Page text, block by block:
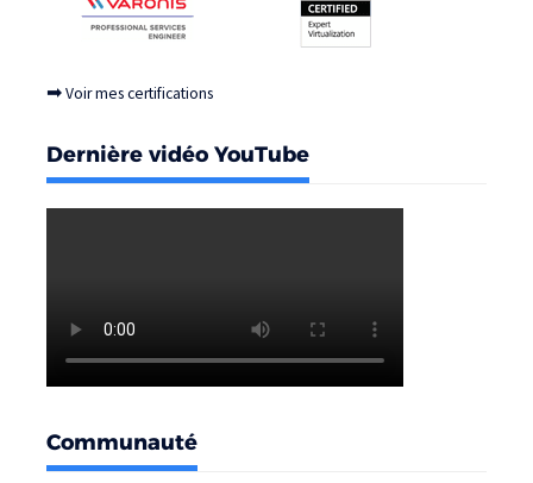
➡Voir mes certifications
Dernière vidéo YouTube
Communauté